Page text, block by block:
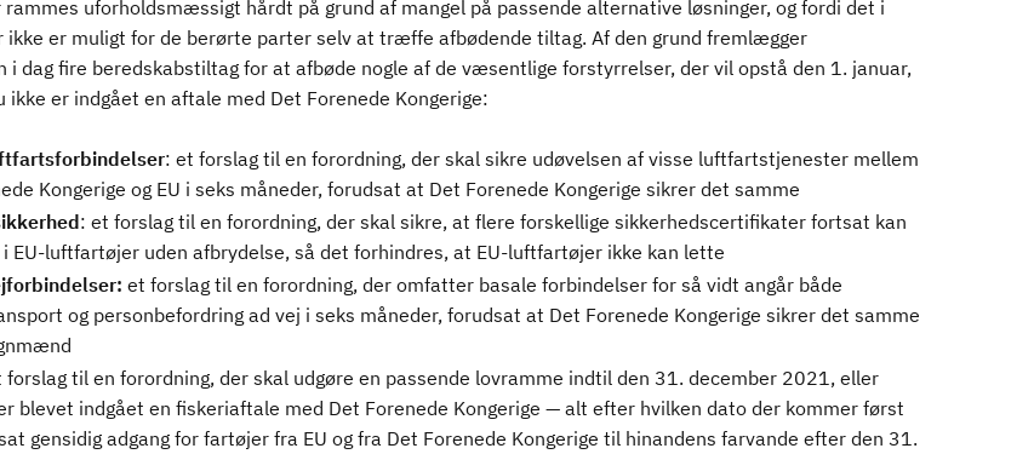
uforholdsmæssigt hårdt på grund af mangel på passende alternative løsninger, og fordi det i
ikke er muligt for de berørte parter selv at træffe afbødende tiltag. Af den grund fremlægger
i dag fire beredskabstiltag for at afbøde nogle af de væsentlige forstyrrelser, der vil opstå den 1. januar,
ikke er indgået en aftale med Det Forenede Kongerige:
: et forslag til en forordning, der skal sikre udøvelsen af visse luftfartstjenester mellem
Kongerige og EU i seks måneder, forudsat at Det Forenede Kongerige sikrer det samme
: et forslag til en forordning, der skal sikre, at flere forskellige sikkerhedscertifikater fortsat kan
EU-luftfartøjer uden afbrydelse, så det forhindres, at EU-luftfartøjer ikke kan lette
et forslag til en forordning, der omfatter basale forbindelser for så vidt angår både
og personbefordring ad vej i seks måneder, forudsat at Det Forenede Kongerige sikrer det samme
forslag til en forordning, der skal udgøre en passende lovramme indtil den 31. december 2021, eller
blevet indgået en fiskeriaftale med Det Forenede Kongerige — alt efter hvilken dato der kommer først
gensidig adgang for fartøjer fra EU og fra Det Forenede Kongerige til hinandens farvande efter den 31.